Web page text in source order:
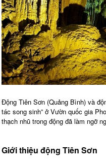
Động Tiên Sơn (Quảng Bình) và
tác song sinh” ở Vườn quốc gia
thạch nhũ trong động đã làm ngỡ
Giới thiệu động Tiên Sơn